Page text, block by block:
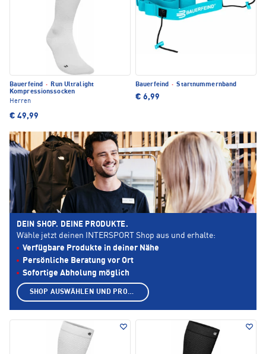
Bauerfeind ·
Run Ultralight
Kompressionssocken
Herren
€ 49,99
Bauerfeind · Startnummernband
€ 6,99
DEIN SHOP. DEINE PRODUKTE.
Wähle jetzt deinen INTERSPORT Shop aus und erhalte:
Verfügbare Produkte in deiner Nähe
Persönliche Beratung vor Ort
Sofortige Abholung möglich
SHOP AUSWÄHLEN UND PRODUKTE ANZEIGEN